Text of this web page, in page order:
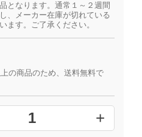
となります。通常１～２週間
、メーカー在庫が切れている
ます。ご了承ください。
の商品のため、送料無料で
1 +